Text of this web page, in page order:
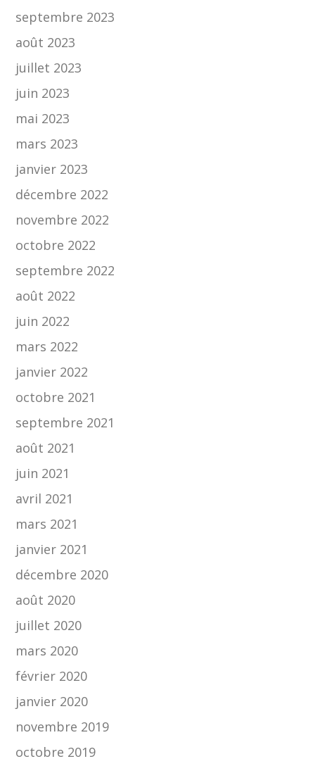
septembre 2023
août 2023
juillet 2023
juin 2023
mai 2023
mars 2023
janvier 2023
décembre 2022
novembre 2022
octobre 2022
septembre 2022
août 2022
juin 2022
mars 2022
janvier 2022
octobre 2021
septembre 2021
août 2021
juin 2021
avril 2021
mars 2021
janvier 2021
décembre 2020
août 2020
juillet 2020
mars 2020
février 2020
janvier 2020
novembre 2019
octobre 2019